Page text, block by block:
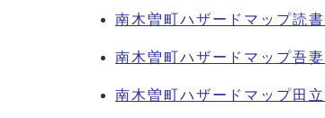
南木曽町ハザードマップ読
南木曽町ハザードマップ吾
南木曽町ハザードマップ田